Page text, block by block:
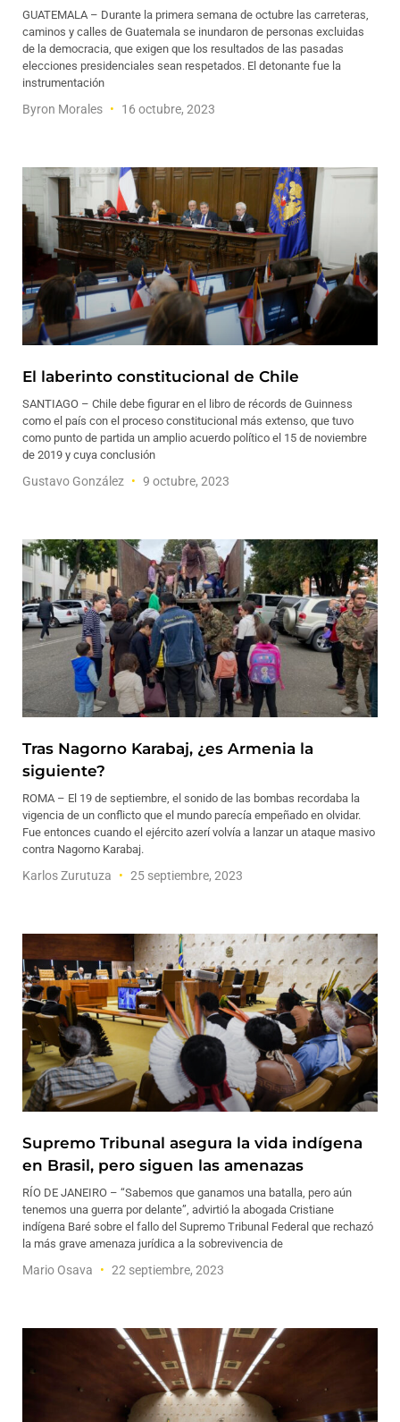
GUATEMALA – Durante la primera semana de octubre las carreteras,
caminos y calles de Guatemala se inundaron de personas excluidas
de la democracia, que exigen que los resultados de las pasadas
elecciones presidenciales sean respetados. El detonante fue la
instrumentación
Byron Morales 16 octubre, 2023
El laberinto constitucional de Chile
SANTIAGO – Chile debe figurar en el libro de récords de Guinness
como el país con el proceso constitucional más extenso, que tuvo
como punto de partida un amplio acuerdo político el 15 de noviembre
de 2019 y cuya conclusión
Gustavo González 9 octubre, 2023
Tras Nagorno Karabaj, ¿es Armenia la
siguiente?
ROMA – El 19 de septiembre, el sonido de las bombas recordaba la
vigencia de un conflicto que el mundo parecía empeñado en olvidar.
Fue entonces cuando el ejército azerí volvía a lanzar un ataque masivo
contra Nagorno Karabaj.
Karlos Zurutuza 25 septiembre, 2023
Supremo Tribunal asegura la vida indígena
en Brasil, pero siguen las amenazas
RÍO DE JANEIRO – “Sabemos que ganamos una batalla, pero aún
tenemos una guerra por delante”, advirtió la abogada Cristiane
indígena Baré sobre el fallo del Supremo Tribunal Federal que rechazó
la más grave amenaza jurídica a la sobrevivencia de
Mario Osava 22 septiembre, 2023